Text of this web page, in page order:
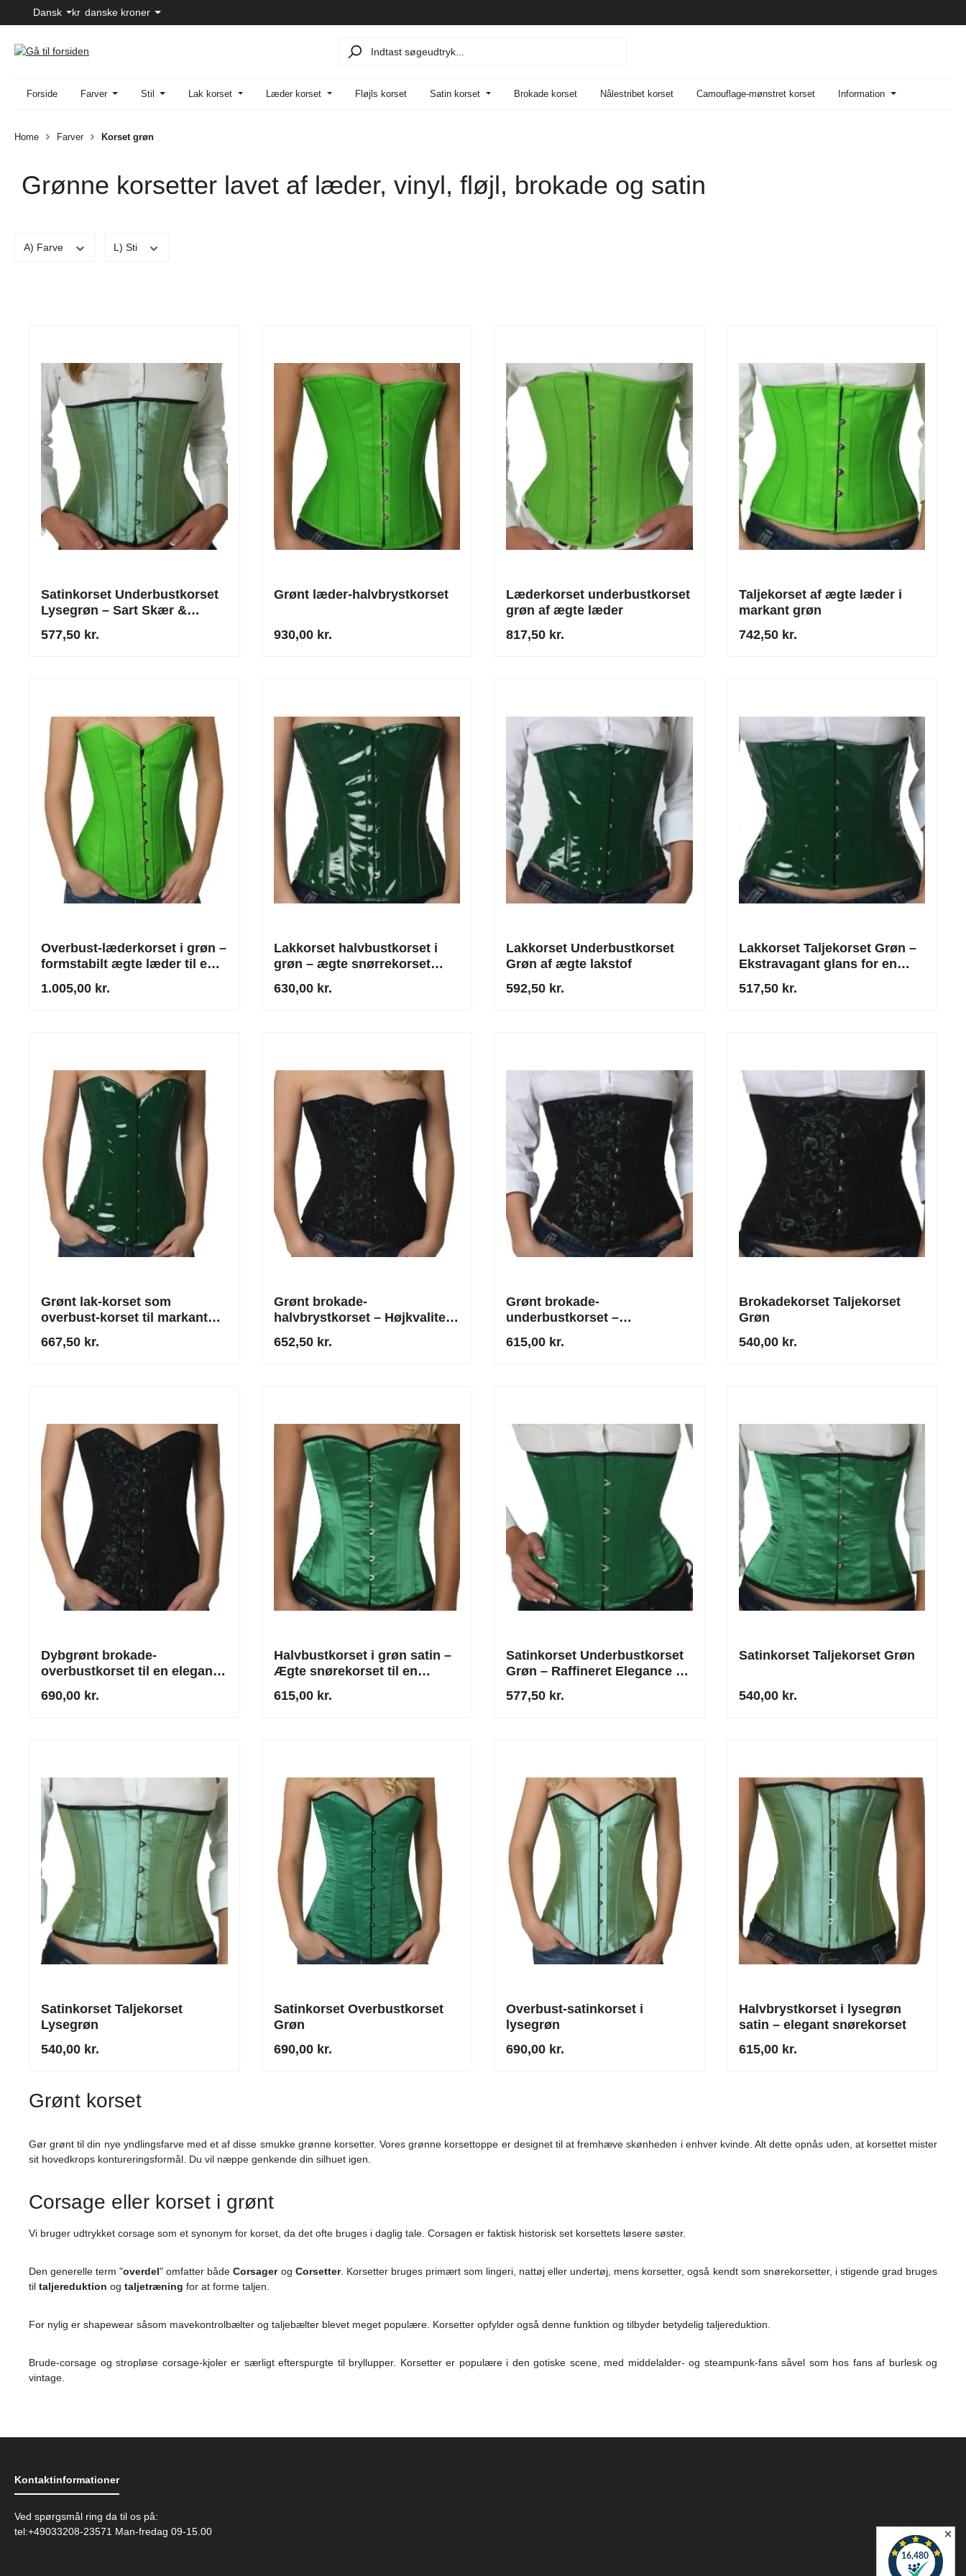
hovedindhold
Spring til søgning
Gå til hovednavigation
Dansk kr danske kroner
Forside Farver Stil Lak korset Læder korset Fløjls korset Satin korset Brokade korset Nålestribet korset Camouflage-mønstret korset Information
Home Farver Korset grøn
Grønne korsetter lavet af læder, vinyl, fløjl, brokade og satin
A) Farve L) Sti
Satinkorset Underbustkorset
Lysegrøn – Sart Skær &
Perfekt Taljeformning
577,50 kr.
Grønt læder-halvbrystkorset
930,00 kr.
Læderkorset underbustkorset
grøn af ægte læder
817,50 kr.
Taljekorset af ægte læder i
markant grøn
742,50 kr.
Overbust-læderkorset i grøn –
formstabilt ægte læder til en
markant silhuet
1.005,00 kr.
Lakkorset halvbustkorset i
grøn – ægte snørrekorset
med stivere i rustfrit stål
630,00 kr.
Lakkorset Underbustkorset
Grøn af ægte lakstof
592,50 kr.
Lakkorset Taljekorset Grøn –
Ekstravagant glans for en
markant silhuet
517,50 kr.
Grønt lak-korset som
overbust-korset til markante
silhuetter
667,50 kr.
Grønt brokade-
halvbrystkorset – Højkvalitets
taljekorset med stivere af
rustfrit stål
652,50 kr.
Grønt brokade-
underbustkorset –
Højkvalitets snørekorset med
stænger af ægte rustfrit stål
615,00 kr.
Brokadekorset Taljekorset
Grøn
540,00 kr.
Dybgrønt brokade-
overbustkorset til en elegant
690,00 kr.
Halvbustkorset i grøn satin –
Ægte snørekorset til en
yndefuld silhuet
615,00 kr.
Satinkorset Underbustkorset
Grøn – Raffineret Elegance &
Stilfuld Silhuet
577,50 kr.
Satinkorset Taljekorset Grøn
540,00 kr.
Satinkorset Taljekorset
Lysegrøn
540,00 kr.
Satinkorset Overbustkorset
Grøn
690,00 kr.
Overbust-satinkorset i
lysegrøn
690,00 kr.
Halvbrystkorset i lysegrøn
satin – elegant snørekorset
615,00 kr.
Grønt korset
Gør grønt til din nye yndlingsfarve med et af disse smukke grønne korsetter. Vores grønne korsettoppe er designet til at fremhæve skønheden i enhver kvinde. Alt dette opnås uden, at korsettet mister
sit hovedkrops kontureringsformål. Du vil næppe genkende din silhuet igen.
Corsage eller korset i grønt
Vi bruger udtrykket corsage som et synonym for korset, da det ofte bruges i daglig tale. Corsagen er faktisk historisk set korsettets løsere søster.
Den generelle term "overdel" omfatter bådeCorsagerog Corsetter. Korsetter bruges primært som lingeri, nattøj eller undertøj, mens korsetter, også kendt som snørekorsetter, i stigende grad bruges
til taljereduktion og taljetræning for at forme taljen.
For nylig er shapewear såsom mavekontrolbælter og taljebælter blevet meget populære. Korsetter opfylder også denne funktion og tilbyder betydelig taljereduktion.
Brude-corsage og stropløse corsage-kjoler er særligt efterspurgte til bryllupper. Korsetter er populære i den gotiske scene, med middelalder- og steampunk-fans såvel som hos fans af burlesk og
vintage.
Kontaktinformationer
Ved spørgsmål ring da til os på:
tel:+49033208-23571 Man-fredag 09-15.00
✕